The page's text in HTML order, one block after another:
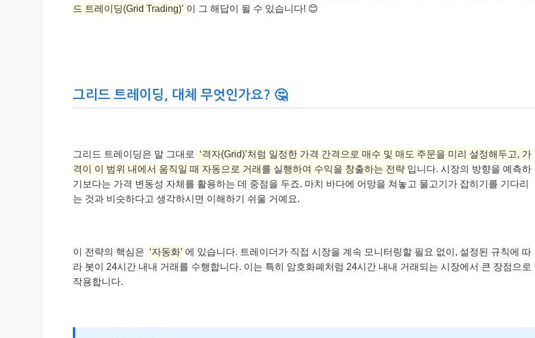
드 트레이딩(Grid Trading)’ 이 그 해답이 될 수 있습니다! 😊
그리드 트레이딩, 대체 무엇인가요? 🤔
그리드 트레이딩은 말 그대로
‘격자(Grid)’처럼 일정한 가격 간격으로 매수 및 매도 주문을 미리 설정해두고, 가
격이 이 범위 내에서 움직일 때 자동으로 거래를 실행하여 수익을 창출하는 전략 입니다. 시장의 방향을 예측하
기보다는 가격 변동성 자체를 활용하는 데 중점을 두죠. 마치 바다에 어망을 쳐놓고 물고기가 잡히기를 기다리
는 것과 비슷하다고 생각하시면 이해하기 쉬울 거예요.
이 전략의 핵심은 ‘자동화’ 에 있습니다. 트레이더가 직접 시장을 계속 모니터링할 필요 없이, 설정된 규칙에 따
라 봇이 24시간 내내 거래를 수행합니다. 이는 특히 암호화폐처럼 24시간 내내 거래되는 시장에서 큰 장점으로
작용합니다.